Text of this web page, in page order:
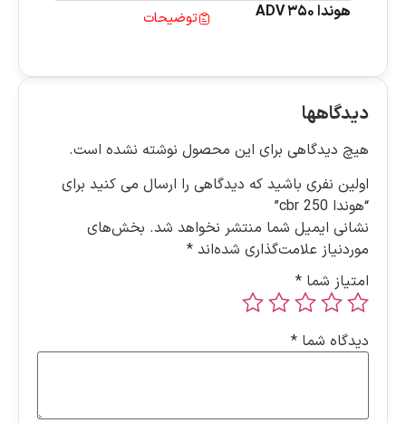
هوندا ADV 350 توضیحات
دیدگاهها
هیچ دیدگاهی برای این محصول نوشته نشده است.
اولین نفری باشید که دیدگاهی را ارسال می کنید برای
“هوندا cbr 250”
نشانی ایمیل شما منتشر نخواهد شد. بخش‌های
موردنیاز علامت‌گذاری شده‌اند *
امتیاز شما *
دیدگاه شما *